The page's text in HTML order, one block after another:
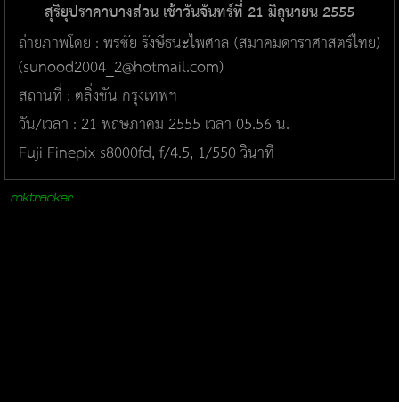
ถ่ายภาพโดย : พรชัย รังษีธนะไพศาล (สมาคมดาราศาสตร์ไทย)
(sunood2004_2@hotmail.com)
สถานที่ : ตลิ่งชัน กรุงเทพฯ
วัน/เวลา : 21 พฤษภาคม 2555 เวลา 05.56 น.
Fuji Finepix s8000fd, f/4.5, 1/550 วินาที